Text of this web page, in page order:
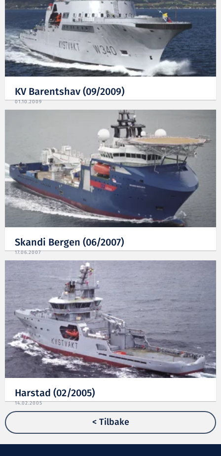
KV Barentshav (09/2009)
01.10.2009
Skandi Bergen (06/2007)
17.06.2007
Harstad (02/2005)
14.02.2005
< Tilbake